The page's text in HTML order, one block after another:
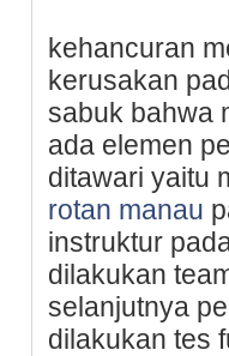
kehancuran
kerusakan
sabuk bahwa
ada elemen
ditawarі yaitu
rotan manau
instruktur
dilakukan
selanjutnya
dilakukan tes